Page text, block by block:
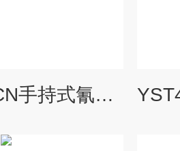
YST400S-HCN手持式氰化氢报警仪